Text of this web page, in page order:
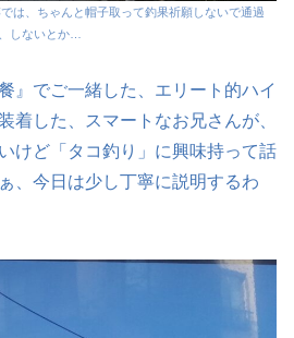
は、ちゃんと帽子取って釣果祈願しないで通過
しないとか…
』でご一緒した、エリート的ハイ
着した、スマートなお兄さんが、
けど「タコ釣り」に興味持って話
、今日は少し丁寧に説明するわ